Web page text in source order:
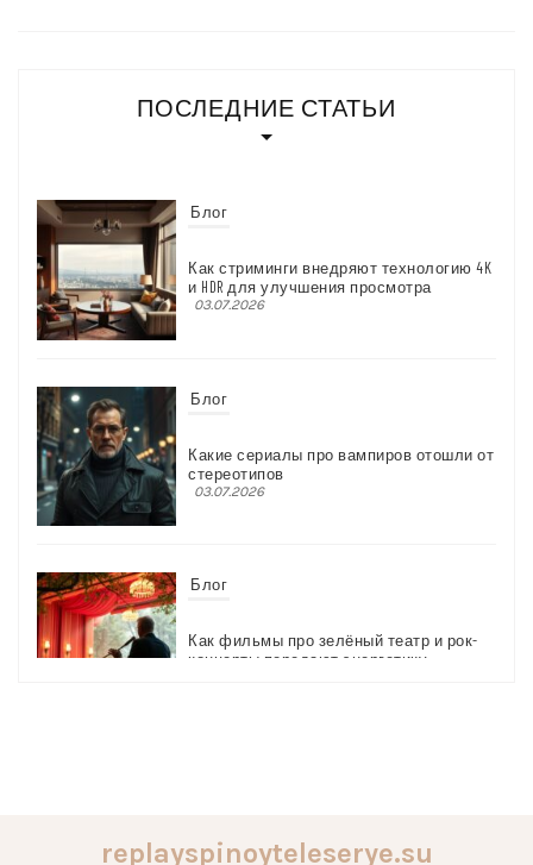
ПОСЛЕДНИЕ СТАТЬИ
Блог
Как стриминги внедряют технологию 4K
и HDR для улучшения просмотра
03.07.2026
Блог
Какие сериалы про вампиров отошли от
стереотипов
03.07.2026
Блог
Как фильмы про зелёный театр и рок-
концерты передают энергетику
меняет восприятие жертв
replayspinoyteleserye.su